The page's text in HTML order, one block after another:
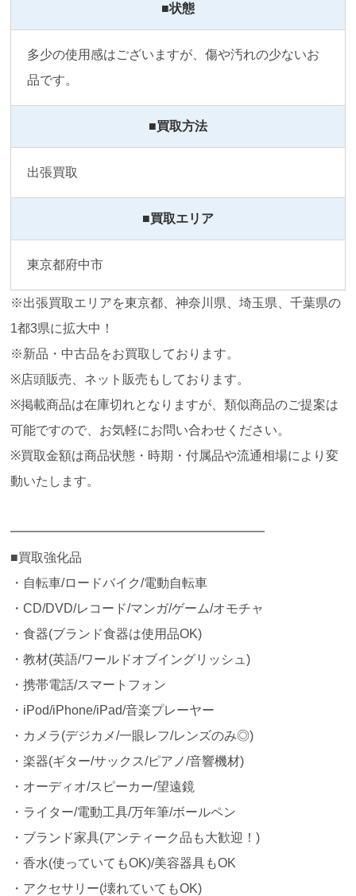
■状態
多少の使用感はございますが、傷や汚れの少ないお
品です。
■買取方法
出張買取
■買取エリア
東京都府中市
※出張買取エリアを東京都、神奈川県、埼玉県、千葉県の
1都3県に拡大中！
※新品・中古品をお買取しております。
※店頭販売、ネット販売もしております。
※掲載商品は在庫切れとなりますが、類似商品のご提案は
可能ですので、お気軽にお問い合わせください。
※買取金額は商品状態・時期・付属品や流通相場により変
動いたします。
━━━━━━━━━━━━━━━━━━━━
■買取強化品
・自転車/ロードバイク/電動自転車
・CD/DVD/レコード/マンガ/ゲーム/オモチャ
・食器(ブランド食器は使用品OK)
・教材(英語/ワールドオブイングリッシュ)
・携帯電話/スマートフォン
・iPod/iPhone/iPad/音楽プレーヤー
・カメラ(デジカメ/一眼レフ/レンズのみ◎)
・楽器(ギター/サックス/ピアノ/音響機材)
・オーディオ/スピーカー/望遠鏡
・ライター/電動工具/万年筆/ボールペン
・ブランド家具(アンティーク品も大歓迎！)
・香水(使っていてもOK)/美容器具もOK
・アクセサリー(壊れていてもOK)